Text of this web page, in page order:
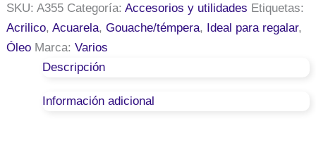
SKU:A355 Categoría:Accesorios y utilidades Etiquetas:
Acrilico,Acuarela,Gouache/témpera, Ideal para regalar,
Óleo Marca:Varios
Descripción
Información adicional